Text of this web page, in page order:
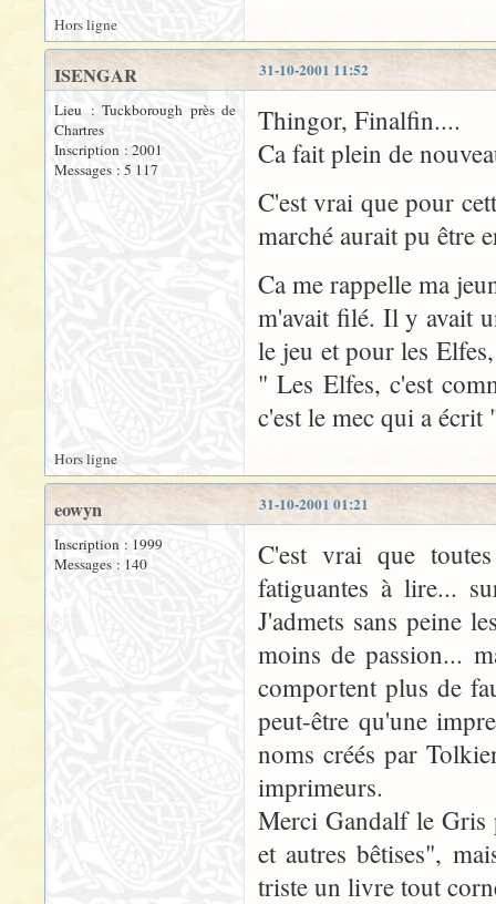
Hors ligne
31-10-2001 11:52
ISENGAR
Lieu : Tuckborough près de
Chartres
Inscription : 2001
Messages : 5 117
Thingor, Finalfin....
Ca fait plein de
C'est vrai que pour
marché aurait pu être
Ca me rappelle ma
m'avait filé. Il y avait
le jeu et pour les
" Les Elfes, c'est
c'est le mec qui a
Hors ligne
31-10-2001 01:21
eowyn
Inscription : 1999
Messages : 140
C'est vrai que
fatiguantes à lire...
J'admets sans peine
moins de passion...
comportent plus de
peut-être qu'une
noms créés par
imprimeurs.
Merci Gandalf le Gris
et autres bêtises",
triste un livre tout